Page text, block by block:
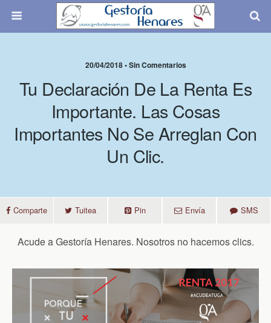
20/04/2018 • Sin Comentarios
Tu Declaración De La Renta Es
Importante. Las Cosas
Importantes No Se Arreglan Con
Un Clic.
Comparte Tuitea Pin Envía SMS
Acude a Gestoría Henares. Nosotros no hacemos clics.